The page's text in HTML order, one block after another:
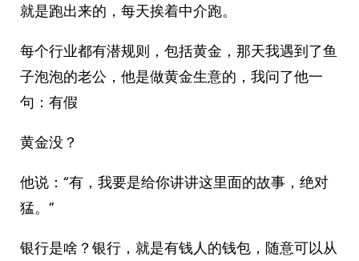
就是跑出来的，每天挨着中介跑。
每个行业都有潜规则，包括黄金，那天我遇到了鱼
子泡泡的老公，他是做黄金生意的，我问了他一
句：有假
黄金没？
他说：“有，我要是给你讲讲这里面的故事，绝对
猛。”
银行是啥？银行，就是有钱人的钱包，随意可以从